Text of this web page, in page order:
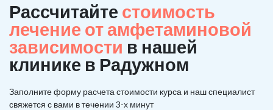
Рассчитайте стоимость
лечение от амфетаминовой
зависимости в нашей
клинике в Радужном
Заполните форму расчета стоимости курса и наш специалист
свяжется с вами в течении 3-х минут